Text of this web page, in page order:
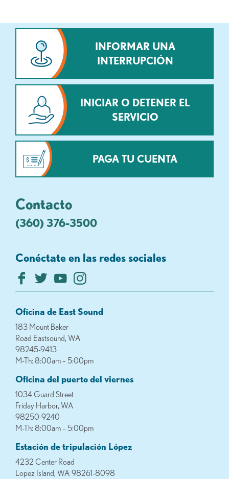
INFORMAR UNA
INTERRUPCIÓN
INICIAR O DETENER EL
SERVICIO
PAGA TU CUENTA
Contacto
(360) 376-3500
Conéctate en las redes sociales
Oficina de East Sound
183 Mount Baker
Road Eastsound, WA
98245-9413
M-Th: 8:00am – 5:00pm
Oficina del puerto del viernes
1034 Guard Street
Friday Harbor, WA
98250-9240
M-Th: 8:00am – 5:00pm
Estación de tripulación López
4232 Center Road
Lopez Island, WA 98261-8098